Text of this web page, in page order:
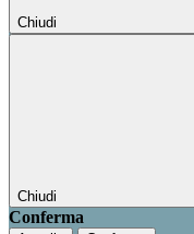
Chiudi
Chiudi
Conferma